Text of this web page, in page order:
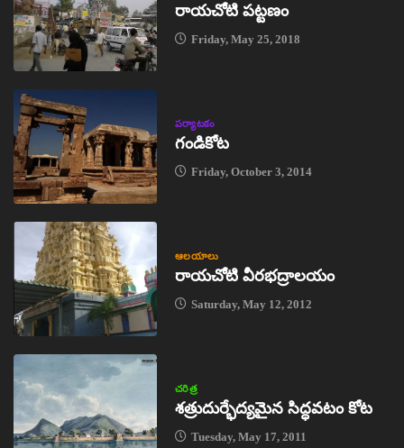
రాయచోటి పట్టణం
Friday, May 25, 2018
పర్యాటకం
గండికోట
Friday, October 3, 2014
ఆలయాలు
రాయచోటి వీరభద్రాలయం
Saturday, May 12, 2012
చరిత్ర
శత్రుదుర్భేద్యమైన సిద్ధవటం కోట
Tuesday, May 17, 2011